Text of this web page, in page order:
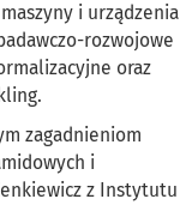
i urządzenia
rozwojowe
oraz
zagadnieniom
i
z Instytutu